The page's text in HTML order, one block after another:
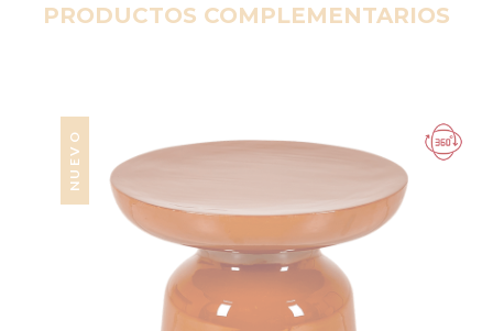
PRODUCTOS COMPLEMENTARIOS
NUEVO